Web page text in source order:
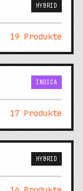
HYBRID
19 Produkte
INDICA
17 Produkte
HYBRID